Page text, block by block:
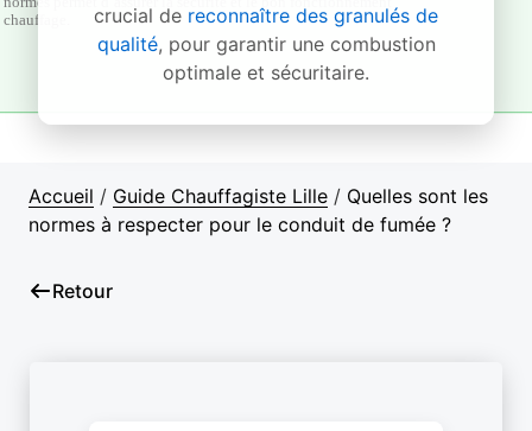
crucial de reconnaître des granulés de
qualité, pour garantir une combustion
optimale et sécuritaire.
Accueil / Guide Chauffagiste Lille / Quelles sont les
normes à respecter pour le conduit de fumée ?
Retour